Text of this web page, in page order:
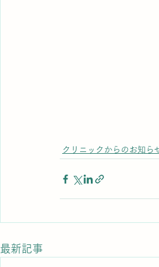
クリニックからのお知ら
最新記事